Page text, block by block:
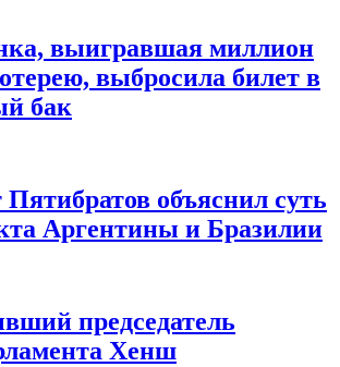
выигравшая миллион
выбросила билет в
бак
Пятибратов объяснил суть
Аргентины и Бразилии
председатель
Хенш